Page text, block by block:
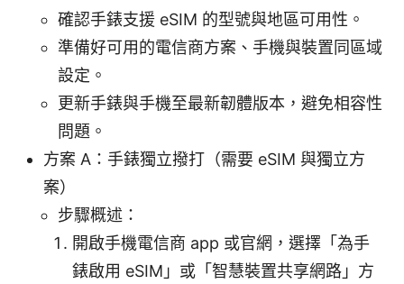
確認手錶支援 eSIM 的型號與地區可用性。
準備好可用的電信商方案、手機與裝置同區域
設定。
更新手錶與手機至最新韌體版本，避免相容性
問題。
方案 A：手錶獨立撥打（需要 eSIM 與獨立方
案）
步驟概述：
開啟手機電信商 app 或官網，選擇「為手
錶啟用 eSIM」或「智慧裝置共享網路」方